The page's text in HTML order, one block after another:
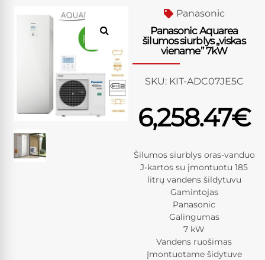
Panasonic
Panasonic Aquarea
šilumos siurblys „viskas
viename” 7kW
SKU: KIT-ADC07JE5C
6,258.47€
Šilumos siurblys oras-vanduo
J-kartos su įmontuotu 185
litrų vandens šildytuvu
Gamintojas
Panasonic
Galingumas
7 kW
Vandens ruošimas
Įmontuotame šidytuve